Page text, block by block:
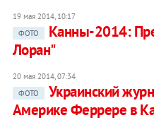
19 мая 2014, 10:17
ФОТО
Канны-2014:
Лоран"
20 мая 2014, 07:34
ФОТО
Украинский
Америке Феррере в